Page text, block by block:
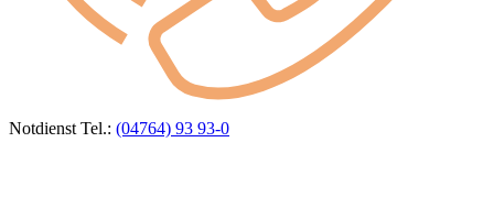
Notdienst Tel.: (04764) 93 93-0